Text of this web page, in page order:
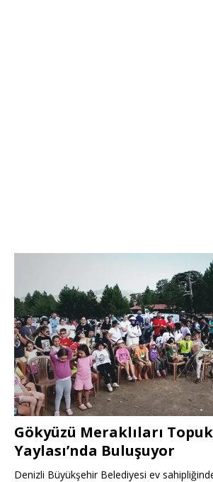
Gökyüzü Meraklıları
Yaylası’nda Buluşuyor
Denizli Büyükşehir Belediyesi ev